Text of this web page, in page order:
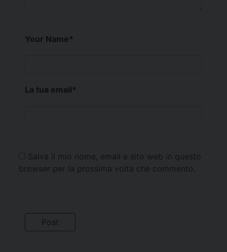
Your Name*
La tua email*
Salva il mio nome, email e sito web in questo
browser per la prossima volta che commento.